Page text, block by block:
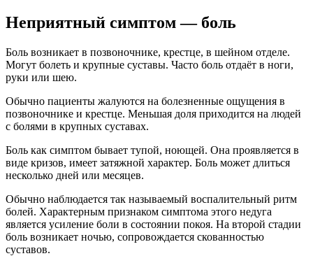
Неприятный симптом — боль
Боль возникает в позвоночнике, крестце, в шейном отделе.
Могут болеть и крупные суставы. Часто боль отдаёт в ноги,
руки или шею.
Обычно пациенты жалуются на болезненные ощущения в
позвоночнике и крестце. Меньшая доля приходится на людей
с болями в крупных суставах.
Боль как симптом бывает тупой, ноющей. Она проявляется в
виде кризов, имеет затяжной характер. Боль может длиться
несколько дней или месяцев.
Обычно наблюдается так называемый воспалительный ритм
болей. Характерным признаком симптома этого недуга
является усиление боли в состоянии покоя. На второй стадии
боль возникает ночью, сопровождается скованностью
суставов.